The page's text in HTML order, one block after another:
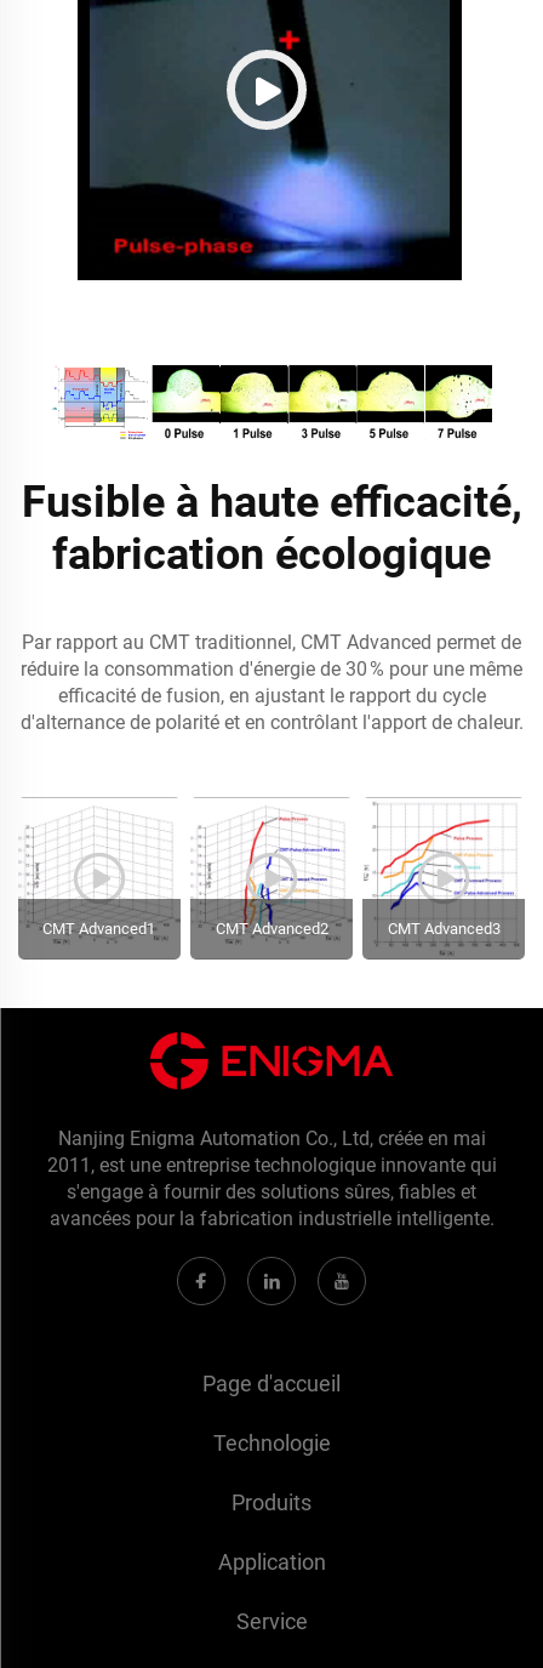
Fusible à haute efficacité,
fabrication écologique
Par rapport au CMT traditionnel, CMT Advanced permet de
réduire la consommation d'énergie de 30 % pour une même
efficacité de fusion, en ajustant le rapport du cycle
d'alternance de polarité et en contrôlant l'apport de chaleur.
CMT Advanced1 CMT Advanced2 CMT Advanced3
Nanjing Enigma Automation Co., Ltd, créée en mai
2011, est une entreprise technologique innovante qui
s'engage à fournir des solutions sûres, fiables et
avancées pour la fabrication industrielle intelligente.
Page d'accueil
Technologie
Produits
Application
Service